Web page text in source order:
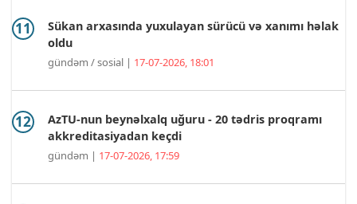
Sükan arxasında yuxulayan sürücü və xanımı həlak
oldu
gündəm / sosial | 17-07-2026, 18:01
AzTU-nun beynəlxalq uğuru - 20 tədris proqramı
akkreditasiyadan keçdi
gündəm | 17-07-2026, 17:59